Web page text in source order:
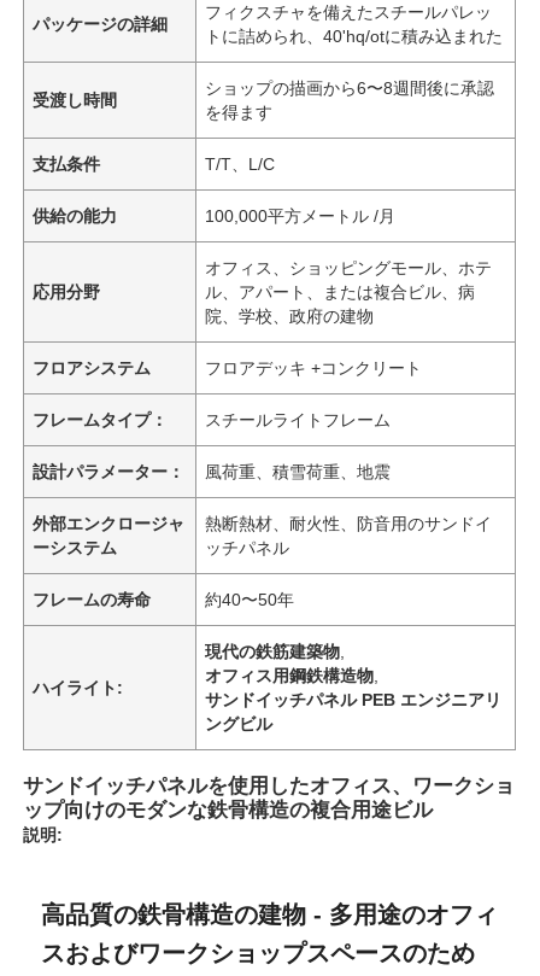
パッケージの詳細
フィクスチャを備えたスチールパレッ
トに詰められ、40'hq/otに積み込まれた
受渡し時間
ショップの描画から6〜8週間後に承認
を得ます
支払条件 T/T、L/C
供給の能力 100,000平方メートル /月
応用分野
オフィス、ショッピングモール、ホテ
ル、アパート、または複合ビル、病
院、学校、政府の建物
フロアシステム フロアデッキ +コンクリート
フレームタイプ： スチールライトフレーム
設計パラメーター： 風荷重、積雪荷重、地震
外部エンクロージャ
ーシステム
熱断熱材、耐火性、防音用のサンドイ
ッチパネル
フレームの寿命 約40〜50年
ハイライト:
現代の鉄筋建築物
オフィス用鋼鉄構造物
サンドイッチパネル PEB エンジニアリ
ングビル
サンドイッチパネルを使用したオフィス、ワークショ
ップ向けのモダンな鉄骨構造の複合用途ビル
説明:
高品質の鉄骨構造の建物 - 多用途のオフィ
スおよびワークショップスペースのため